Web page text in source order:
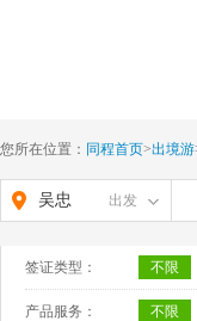
您所在位置： 同程首页>出境游
吴忠 出发
签证类型： 不限
产品服务： 不限